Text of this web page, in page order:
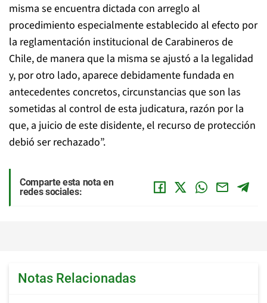
misma se encuentra dictada con arreglo al
procedimiento especialmente establecido al efecto por
la reglamentación institucional de Carabineros de
Chile, de manera que la misma se ajustó a la legalidad
y, por otro lado, aparece debidamente fundada en
antecedentes concretos, circunstancias que son las
sometidas al control de esta judicatura, razón por la
que, a juicio de este disidente, el recurso de protección
debió ser rechazado”.
Comparte esta nota en
redes sociales:
Notas Relacionadas